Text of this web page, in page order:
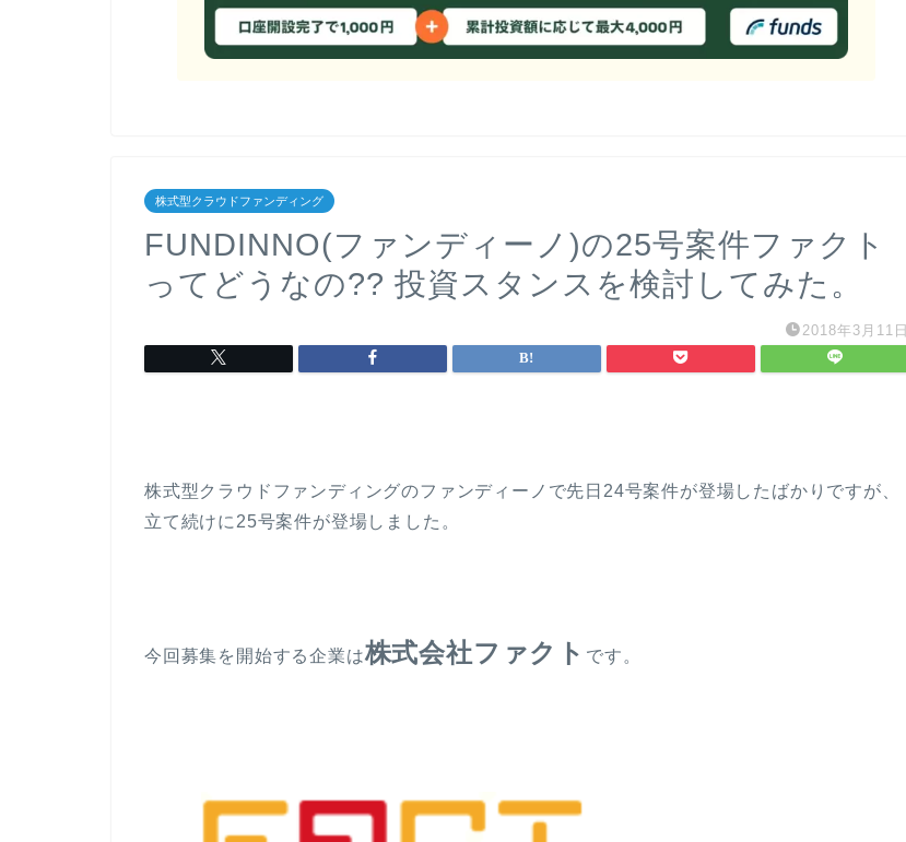
株式型クラウドファンディング
FUNDINNO(ファンディーノ)の25号案件ファクト
ってどうなの?? 投資スタンスを検討してみた。
2018年3月11日
株式型クラウドファンディングのファンディーノで先日24号案件が登場したばかりですが、
立て続けに25号案件が登場しました。
今回募集を開始する企業は株式会社ファクト です。